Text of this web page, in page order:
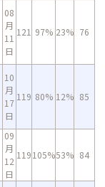
08
月
11
日
121 97% 23% 76
10
月
17
日
119 80% 12% 85
09
月
12
日
119105%53% 84